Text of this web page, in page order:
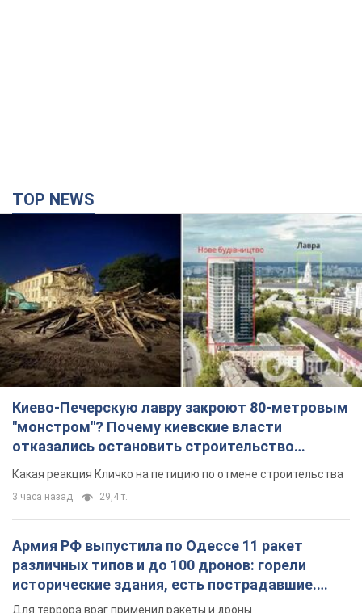
Киево-Печерскую лавру закроют 80-метровым
"монстром"? Почему киевские власти
отказались остановить строительство
небоскреба "московского верующего"
Какая реакция Кличко на петицию по отмене строительства
3 часа назад 29,4 т.
Армия РФ выпустила по Одессе 11 ракет
различных типов и до 100 дронов: горели
исторические здания, есть пострадавшие.
Для террора враг применил ракеты и дроны
34 минуты назад 54,2 т.
МИД Болгарии вызвал украинского посла из-за
инцидента с дроном: что произошло
Беседа состоится 10 августа
3 часа назад